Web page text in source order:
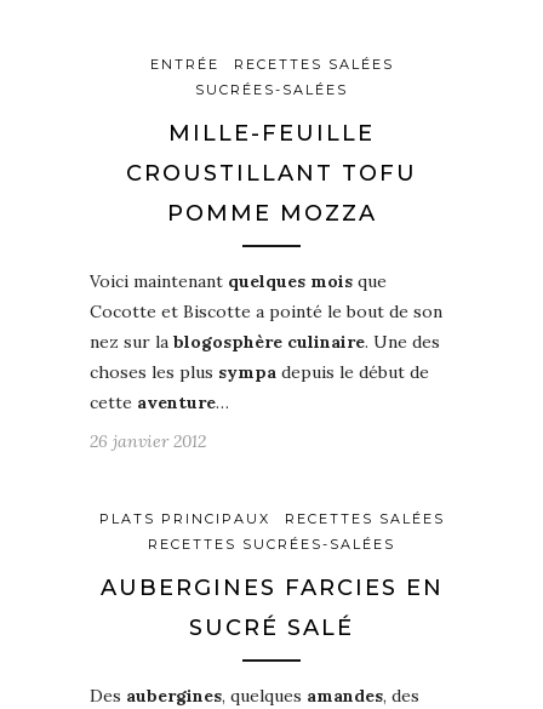
ENTRÉE
RECETTES SALÉES
SUCRÉES-SALÉES
MILLE-FEUILLE
CROUSTILLANT TOFU
POMME MOZZA
Voici maintenant quelques mois que
Cocotte et Biscotte a pointé le bout de son
nez sur la blogosphère culinaire. Une des
choses les plus sympa depuis le début de
cette aventure…
26 janvier 2012
PLATS PRINCIPAUX
RECETTES SALÉES
RECETTES SUCRÉES-SALÉES
AUBERGINES FARCIES EN
SUCRÉ SALÉ
Des aubergines, quelques amandes, des